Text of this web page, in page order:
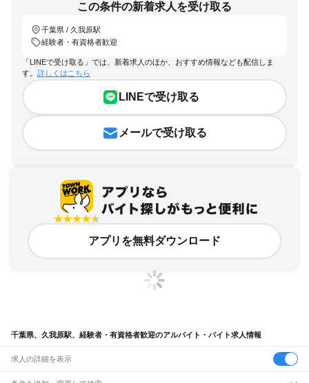
この条件の新着求人を受け取る
千葉県 / 久我原駅
経験者・有資格者歓迎
「LINEで受け取る」では、新着求人のほか、おすすめ情報なども配信しま
す。 詳しくはこちら
LINEで受け取る
メールで受け取る
アプリを無料ダウンロード
千葉県、久我原駅、経験者・有資格者歓迎のアルバイト・バイト求人情報
求人の詳細を表示